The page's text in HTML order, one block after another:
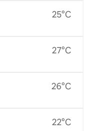
25°C
27°C
26°C
22°C